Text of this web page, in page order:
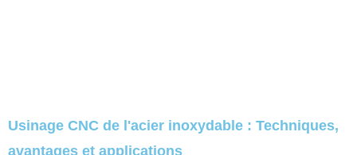
Usinage CNC de l'acier inoxydable : Techniques,
avantages et applications